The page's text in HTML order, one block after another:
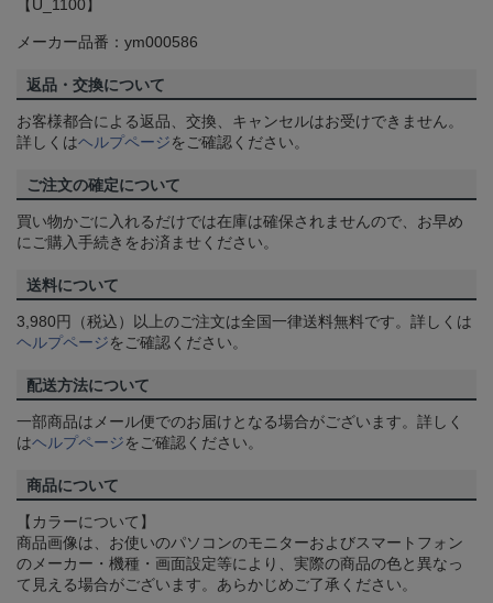
【U_1100】
メーカー品番：ym000586
返品・交換について
お客様都合による返品、交換、キャンセルはお受けできません。
詳しくはヘルプページをご確認ください。
ご注文の確定について
買い物かごに入れるだけでは在庫は確保されませんので、お早め
にご購入手続きをお済ませください。
送料について
3,980円（税込）以上のご注文は全国一律送料無料です。詳しくは
ヘルプページをご確認ください。
配送方法について
一部商品はメール便でのお届けとなる場合がございます。詳しく
はヘルプページをご確認ください。
商品について
【カラーについて】
商品画像は、お使いのパソコンのモニターおよびスマートフォン
のメーカー・機種・画面設定等により、実際の商品の色と異なっ
て見える場合がございます。あらかじめご了承ください。